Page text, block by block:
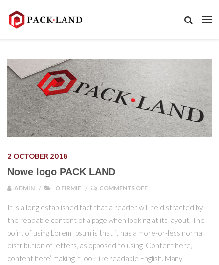
2 OCTOBER 2018
Nowe logo PACK LAND
ADMIN O FIRMIE COMMENTS OFFON NOWE LOGO PACK
It is a long established fact that a reader will be distracted by
the readable content of a page when looking at its layout. The
point of using Lorem Ipsum is that it has a more-or-less normal
distribution of letters, as opposed to using ‘Content here,
content here’, making it look like readable English. Many